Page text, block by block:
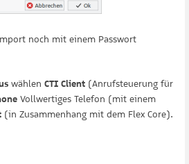
noch mit einem Passwort
wählen CTI Client (Anrufsteuerung für
Vollwertiges Telefon (mit einem
(in Zusammenhang mit dem Flex Core).